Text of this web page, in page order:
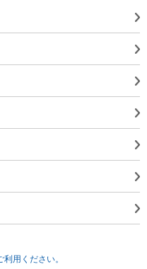
用ください。